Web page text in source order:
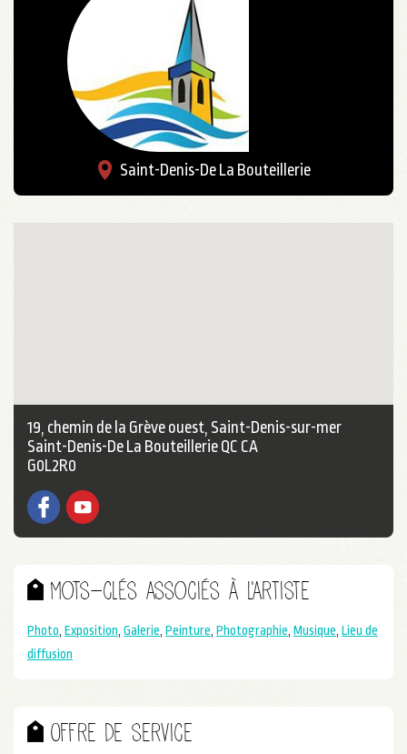
Saint-Denis-De La Bouteillerie
19, chemin de la Grève ouest, Saint-Denis-sur-mer
Saint-Denis-De La Bouteillerie QC CA
G0L2R0
Mots-clés associés à l'artiste
Photo Exposition Galerie Peinture Photographie Musique Lieu de
diffusion
Offre de service